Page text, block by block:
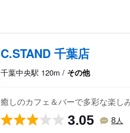
C.STAND 千葉店
千葉中央駅 120m / その他
癒しのカフェ＆バーで多彩な楽し
3.05 8人